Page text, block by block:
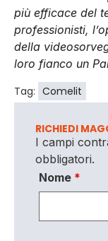
più efficace del
professionisti,
della
loro fianco un
Tag: Comelit
RICHIEDI
I campi
obbligatori.
Nome *